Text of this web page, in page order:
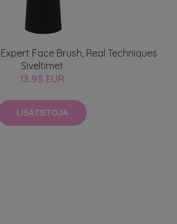
Face Brush, Real Techniques
Siveltimet
13.95 EUR
LISÄTIETOJA